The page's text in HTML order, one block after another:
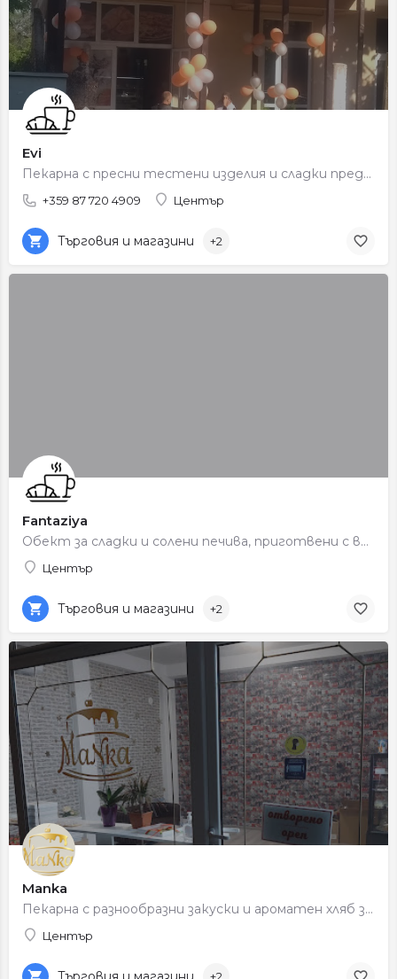
Evi
Пекарна с пресни тестени изделия и сладки предложения.
+359 87 720 4909 Център
Търговия и магазини +2
Fantaziya
Обект за сладки и солени печива, приготвени с внимание към вкуса.
Център
Търговия и магазини +2
Manka
Пекарна с разнообразни закуски и ароматен хляб за ежедневието.
Център
+2